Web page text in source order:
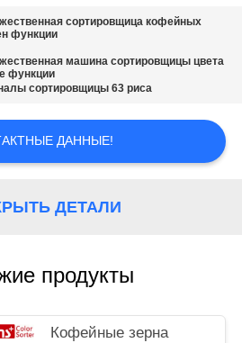
сортировщица кофейных
функции
машина сортировщицы цвета
функции
сортировщицы 63 риса
ДАННЫЕ!
ДЕТАЛИ
продукты
Кофейные зерна